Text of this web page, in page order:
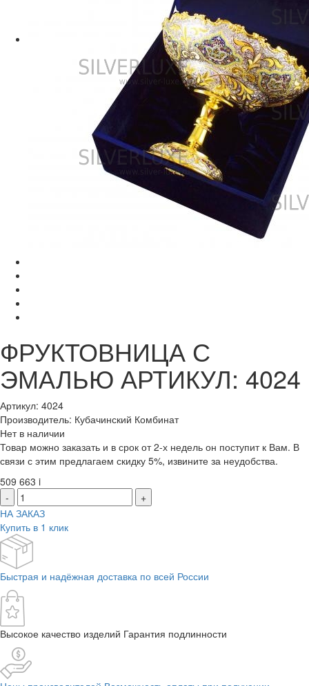
ФРУКТОВНИЦА С
ЭМАЛЬЮ АРТИКУЛ: 4024
Артикул: 4024
Производитель: Кубачинский Комбинат
Нет в наличии
Товар можно заказать и в срок от 2-х недель он поступит к Вам. В
связи с этим предлагаем скидку 5%, извините за неудобства.
509 663 i
-
+
НА ЗАКАЗ
Купить в 1 клик
Быстрая и надёжная доставка по всей России
Высокое качество изделий Гарантия подлинности